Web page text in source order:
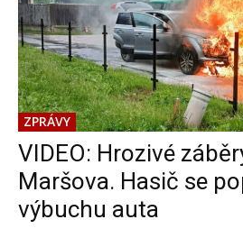
ZPRÁVY
VIDEO: Hrozivé
Maršova. Hasič se
výbuchu auta